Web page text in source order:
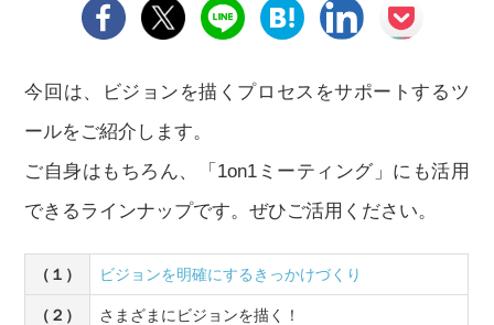
今回は、ビジョンを描くプロセスをサポートするツ
ールをご紹介します。
ご自身はもちろん、「1on1ミーティング」にも活用
できるラインナップです。ぜひご活用ください。
（１） ビジョンを明確にするきっかけづくり
（２） さまざまにビジョンを描く！